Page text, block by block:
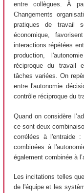
entre collègues. À
Changements
pratiques de travail
économique,
interactions répétées
production,
réciproque du travail
tâches variées. On
entre l'autonomie
contrôle réciproque du
Quand on considère
ce sont deux
corrélées à l'entraide :
combinées à
également combinée à
Les incitations telles
de l'équipe et les